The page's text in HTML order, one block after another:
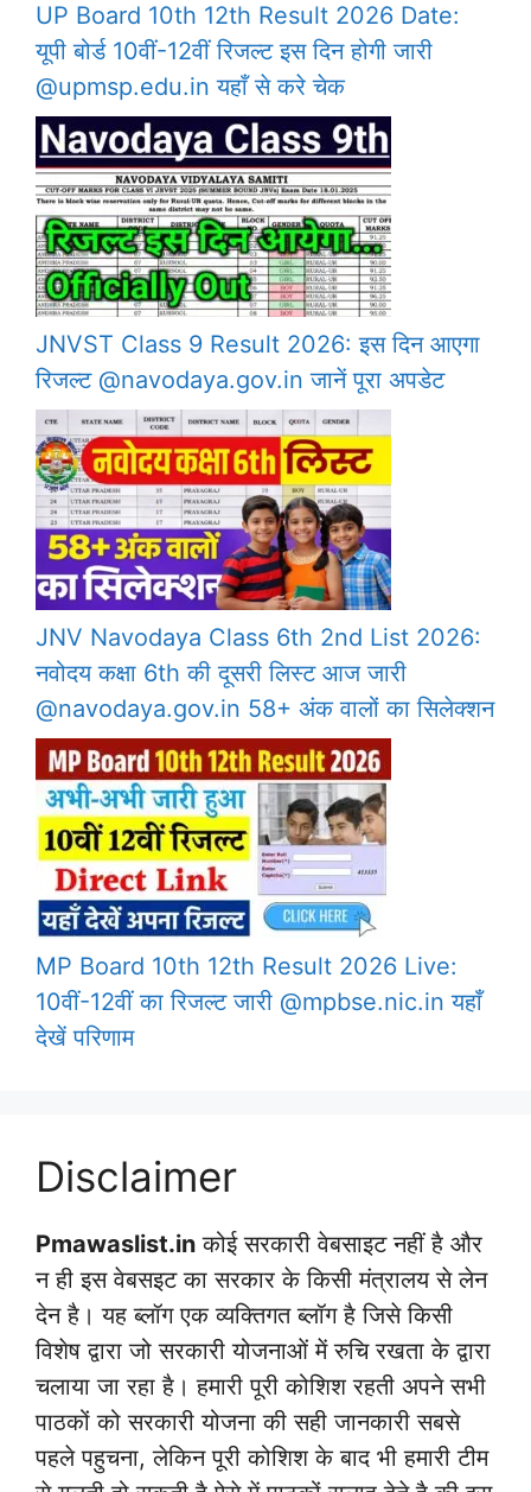
UP Board 10th 12th Result 2026 Date:
यूपी बोर्ड 10वीं-12वीं रिजल्ट इस दिन होगी जारी
@upmsp.edu.in यहाँ से करे चेक
JNVST Class 9 Result 2026: इस दिन आएगा
रिजल्ट @navodaya.gov.in जानें पूरा अपडेट
JNV Navodaya Class 6th 2nd List 2026:
नवोदय कक्षा 6th की दूसरी लिस्ट आज जारी
@navodaya.gov.in 58+ अंक वालों का सिलेक्शन
MP Board 10th 12th Result 2026 Live:
10वीं-12वीं का रिजल्ट जारी @mpbse.nic.in यहाँ
देखें परिणाम
Disclaimer
Pmawaslist.in कोई सरकारी वेबसाइट नहीं है और
न ही इस वेबसइट का सरकार के किसी मंत्रालय से लेन
देन है। यह ब्लॉग एक व्यक्तिगत ब्लॉग है जिसे किसी
विशेष द्वारा जो सरकारी योजनाओं में रुचि रखता के द्वारा
चलाया जा रहा है। हमारी पूरी कोशिश रहती अपने सभी
पाठकों को सरकारी योजना की सही जानकारी सबसे
पहले पहुचना, लेकिन पूरी कोशिश के बाद भी हमारी टीम